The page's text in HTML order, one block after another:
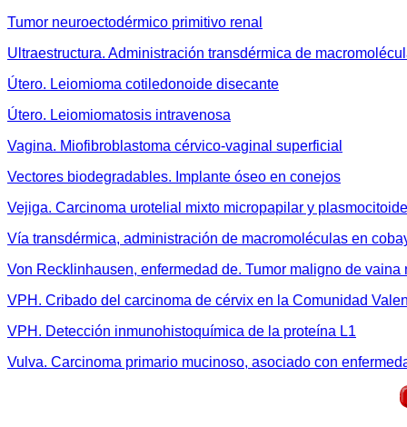
Tumor neuroectodérmico primitivo renal
Ultraestructura. Administración transdérmica de
Útero. Leiomioma cotiledonoide disecante
Útero. Leiomiomatosis intravenosa
Vagina. Miofibroblastoma cérvico-vaginal superficial
Vectores biodegradables. Implante óseo en conejos
Vejiga. Carcinoma urotelial mixto micropapilar y plasmocitoide
Vía transdérmica, administración de macromoléculas en
Von Recklinhausen, enfermedad de. Tumor maligno de vaina
VPH. Cribado del carcinoma de cérvix en la Comunidad
VPH. Detección inmunohistoquímica de la proteína L1
Vulva. Carcinoma primario mucinoso, asociado con